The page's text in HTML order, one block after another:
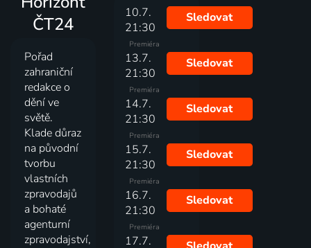
ČT24
Pořad
zahraniční
redakce o
dění ve
světě.
Klade důraz
na původní
tvorbu
vlastních
zpravodajů
a bohaté
agenturní
zpravodajství,
10.7.
21:30
Premiéra
Sledovat
13.7.
21:30
Premiéra
Sledovat
14.7.
21:30
Premiéra
Sledovat
15.7.
21:30
Premiéra
Sledovat
16.7.
21:30
Premiéra
Sledovat
17.7.